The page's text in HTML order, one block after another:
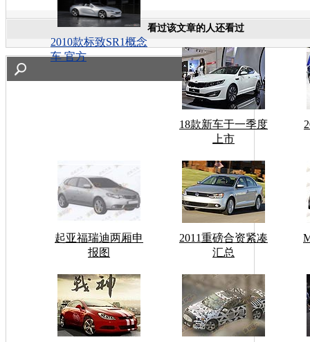
2010款标致SR1概念
车 官方
看过该文章的人还看过
18款新车于一季度
上市
起亚福瑞迪两厢申
报图
2011重磅合资紧凑
汇总